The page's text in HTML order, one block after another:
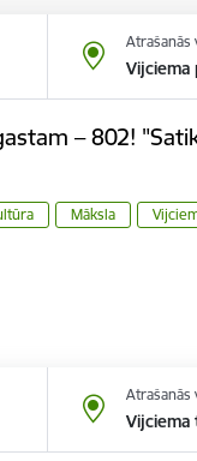
Atrašanās
Vijciema
– 802!
Māksla
Atrašanās
Vijciema